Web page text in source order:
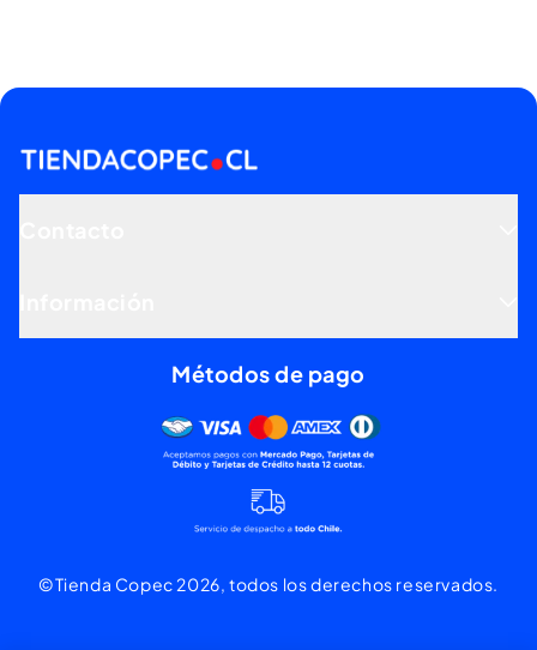
Métodos de pago
©Tienda Copec 2026, todos los derechos reservados.